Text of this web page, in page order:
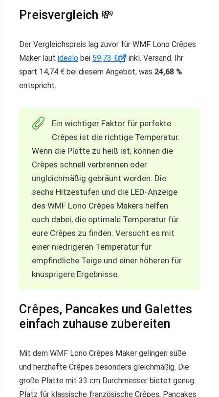
Preisvergleich 💸
Der Vergleichspreis lag zuvor für WMF Lono Crêpes
Maker laut idealo bei 59,73 €
inkl. Versand. Ihr
spart 14,74 € bei diesem Angebot, was 24,68 %
entspricht.
Ein wichtiger Faktor für perfekte
Crêpes ist die richtige Temperatur.
Wenn die Platte zu heiß ist, können die
Crêpes schnell verbrennen oder
ungleichmäßig gebräunt werden. Die
sechs Hitzestufen und die LED-Anzeige
des WMF Lono Crêpes Makers helfen
euch dabei, die optimale Temperatur für
eure Crêpes zu finden. Versucht es mit
einer niedrigeren Temperatur für
empfindliche Teige und einer höheren für
knusprigere Ergebnisse.
Crêpes, Pancakes und Galettes
einfach zuhause zubereiten
Mit dem WMF Lono Crêpes Maker gelingen süße
und herzhafte Crêpes besonders gleichmäßig. Die
große Platte mit 33 cm Durchmesser bietet genug
Platz für klassische französische Crêpes, Pancakes